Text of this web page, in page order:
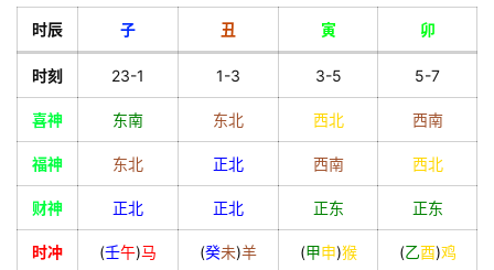
时辰 子 丑 寅 卯
时刻 23-1 1-3 3-5 5-7
喜神 东南 东北 西北 西南
福神 东北 正北 西南 西北
财神 正北 正北 正东 正东
时冲 (壬午)马 (癸未)羊 (甲申)猴 (乙酉)鸡